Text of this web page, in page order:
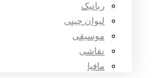
رباتیک
لیوان چینی
موسیقی
نقاشی
مافیا